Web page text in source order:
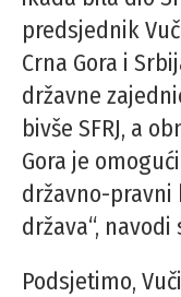
predsjednik
Crna Gora i
državne
bivše SFRJ, a
Gora je
državno-
država“,
Podsjetimo,